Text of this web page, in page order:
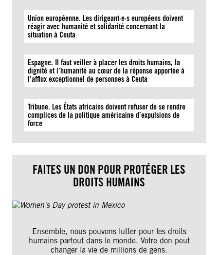
Union européenne. Les dirigeant·e·s européens doivent
réagir avec humanité et solidarité concernant la
situation à Ceuta
Espagne. Il faut veiller à placer les droits humains, la
dignité et l’humanité au cœur de la réponse apportée à
l’afflux exceptionnel de personnes à Ceuta
Tribune. Les États africains doivent refuser de se rendre
complices de la politique américaine d’expulsions de
force
FAITES UN DON POUR PROTÉGER LES
DROITS HUMAINS
Ensemble, nous pouvons lutter pour les droits
humains partout dans le monde. Votre don peut
changer la vie de millions de gens.